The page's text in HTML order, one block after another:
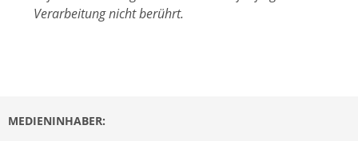
Verarbeitung nicht berührt.
MEDIENINHABER: